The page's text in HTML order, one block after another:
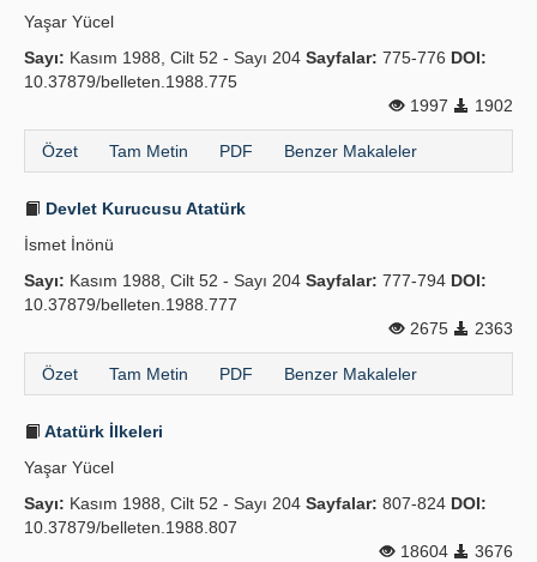
Yaşar Yücel
Sayı: Kasım 1988, Cilt 52 - Sayı 204 Sayfalar: 775-776 DOI:
10.37879/belleten.1988.775
1997
1902
Özet Tam Metin PDF Benzer Makaleler
Devlet Kurucusu Atatürk
İsmet İnönü
Sayı: Kasım 1988, Cilt 52 - Sayı 204 Sayfalar: 777-794 DOI:
10.37879/belleten.1988.777
2675
2363
Özet Tam Metin PDF Benzer Makaleler
Atatürk İlkeleri
Yaşar Yücel
Sayı: Kasım 1988, Cilt 52 - Sayı 204 Sayfalar: 807-824 DOI:
10.37879/belleten.1988.807
18604
3676